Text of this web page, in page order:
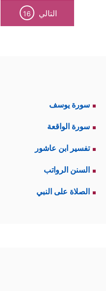
التالي 16
سورة يوسف
سورة الواقعة
تفسير ابن عاشور
السنن الرواتب
الصلاة على النبي